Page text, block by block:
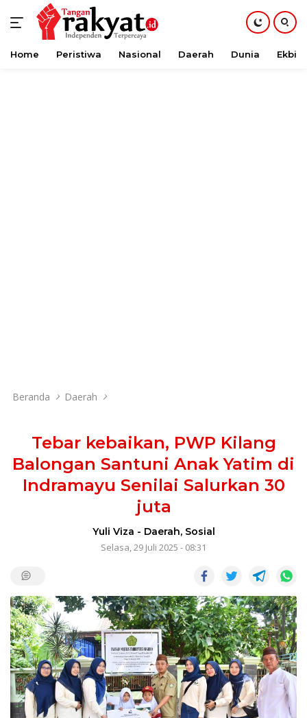
Langsung
Home Peristiwa Nasional Daerah Dunia Ekbis
Beranda Daerah
Tebar kebaikan, PWP Kilang
Balongan Santuni Anak Yatim di
Indramayu Senilai Salurkan 30
juta
Yuli Viza - Daerah, Sosial
Selasa, 29 Juli 2025 - 08:31